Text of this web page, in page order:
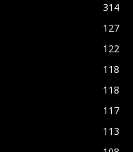
314
127
122
118
118
117
113